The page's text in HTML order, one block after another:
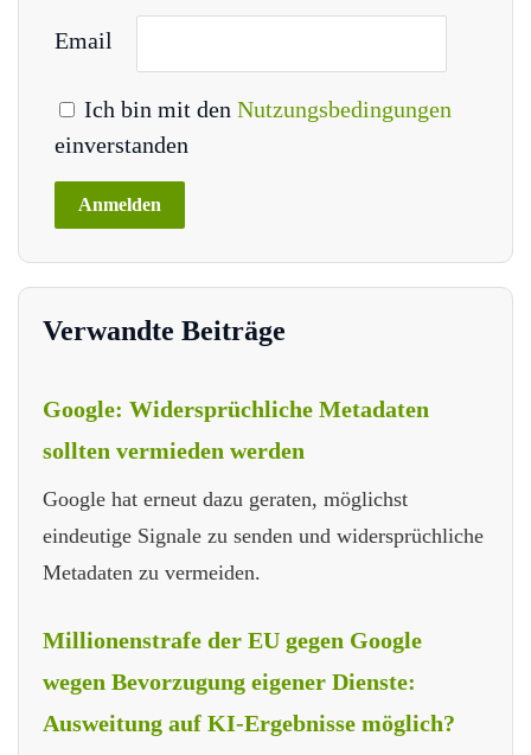
Email
Ich bin mit den Nutzungsbedingungen
einverstanden
Verwandte Beiträge
Google: Widersprüchliche Metadaten
sollten vermieden werden
Google hat erneut dazu geraten, möglichst
eindeutige Signale zu senden und widersprüchliche
Metadaten zu vermeiden.
Millionenstrafe der EU gegen Google
wegen Bevorzugung eigener Dienste:
Ausweitung auf KI-Ergebnisse möglich?